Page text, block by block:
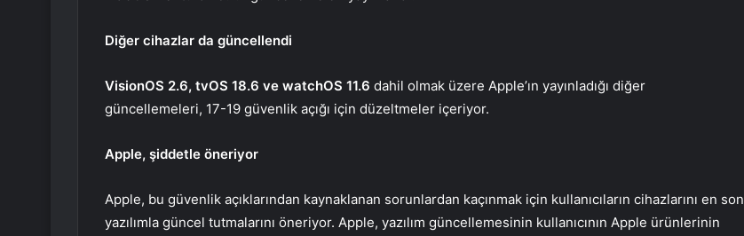
Diğer cihazlar da güncellendi
VisionOS 2.6, tvOS 18.6 ve watchOS 11.6 dahil olmak üzere Apple’ın yayınladığı diğer
güncellemeleri, 17-19 güvenlik açığı için düzeltmeler içeriyor.
Apple, şiddetle öneriyor
Apple, bu güvenlik açıklarından kaynaklanan sorunlardan kaçınmak için kullanıcıların cihazlarını en son
yazılımla güncel tutmalarını öneriyor. Apple, yazılım güncellemesinin kullanıcının Apple ürünlerinin